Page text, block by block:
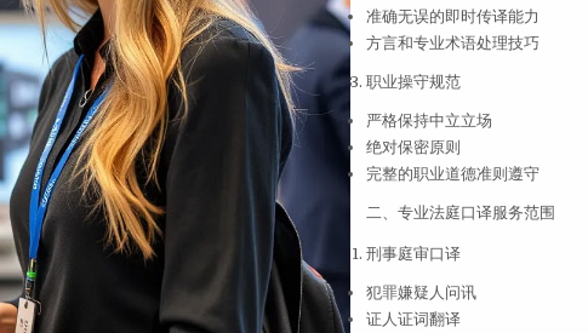
准确无误的即时传译能力
方言和专业术语处理技巧
职业操守规范
严格保持中立立场
绝对保密原则
完整的职业道德准则遵守
二、专业法庭口译服务范围
刑事庭审口译
犯罪嫌疑人问讯
证人证词翻译